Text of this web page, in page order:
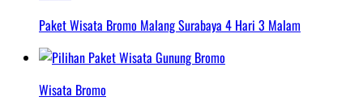
Paket Wisata Bromo Malang Surabaya 4 Hari 3 Malam
Wisata Bromo